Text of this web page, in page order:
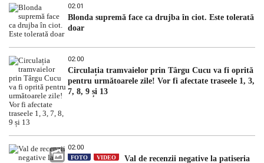
02:01
Blonda supremă face ca drujba în ciot. Este tolerată
doar
02:00
Circulația tramvaielor prin Târgu Cucu va fi oprită
pentru următoarele zile! Vor fi afectate traseele 1, 3,
7, 8, 9 și 13
02:00
FOTO VIDEO
Val de recenzii negative la patiseria